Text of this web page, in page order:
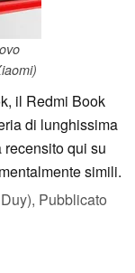
il Redmi Book
di lunghissima
qui su
simili.
Pubblicato